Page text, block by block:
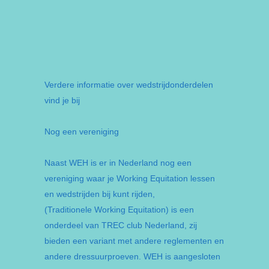
Verdere informatie over wedstrijdonderdelen
vind je bij
Nog een vereniging
Naast WEH is er in Nederland nog een
vereniging waar je Working Equitation lessen
en wedstrijden bij kunt rijden,
(Traditionele Working Equitation) is een
onderdeel van TREC club Nederland, zij
bieden een variant met andere reglementen en
andere dressuurproeven. WEH is aangesloten